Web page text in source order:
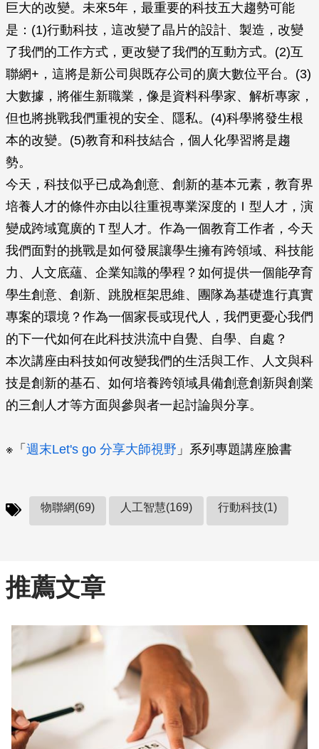
巨大的改變。未來5年，最重要的科技五大趨勢可能
是：(1)行動科技，這改變了晶片的設計、製造，改變
了我們的工作方式，更改變了我們的互動方式。(2)互
聯網+，這將是新公司與既存公司的廣大數位平台。(3)
大數據，將催生新職業，像是資料科學家、解析專家，
但也將挑戰我們重視的安全、隱私。(4)科學將發生根
本的改變。(5)教育和科技結合，個人化學習將是趨
勢。
今天，科技似乎已成為創意、創新的基本元素，教育界
培養人才的條件亦由以往重視專業深度的Ｉ型人才，演
變成跨域寬廣的Ｔ型人才。作為一個教育工作者，今天
我們面對的挑戰是如何發展讓學生擁有跨領域、科技能
力、人文底蘊、企業知識的學程？如何提供一個能孕育
學生創意、創新、跳脫框架思維、團隊為基礎進行真實
專案的環境？作為一個家長或現代人，我們更憂心我們
的下一代如何在此科技洪流中自覺、自學、自處？
本次講座由科技如何改變我們的生活與工作、人文與科
技是創新的基石、如何培養跨領域具備創意創新與創業
的三創人才等方面與參與者一起討論與分享。
※「 週末Let's go 分享大師視野 」系列專題講座臉書
物聯網(69) 人工智慧(169) 行動科技(1)
推薦文章